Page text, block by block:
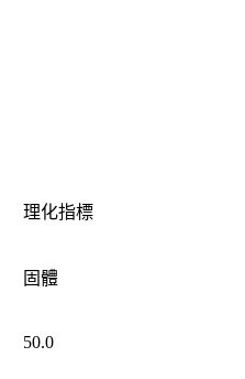
理化指標
固體
50.0